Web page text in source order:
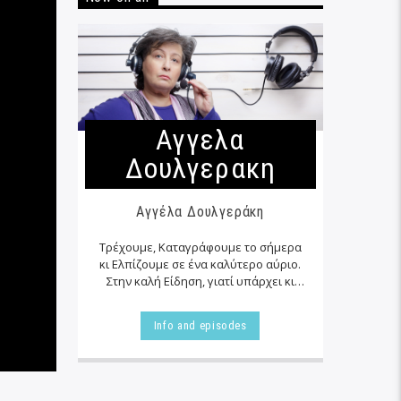
Αγγελα
Δουλγερακη
Αγγέλα Δουλγεράκη
Τρέχουμε, Καταγράφουμε το σήμερα
κι Ελπίζουμε σε ένα καλύτερο αύριο.
Στην καλή Είδηση, γιατί υπάρχει κι
καθημερινότητας μας, τις
περισσότερες φορές…
Info and episodes